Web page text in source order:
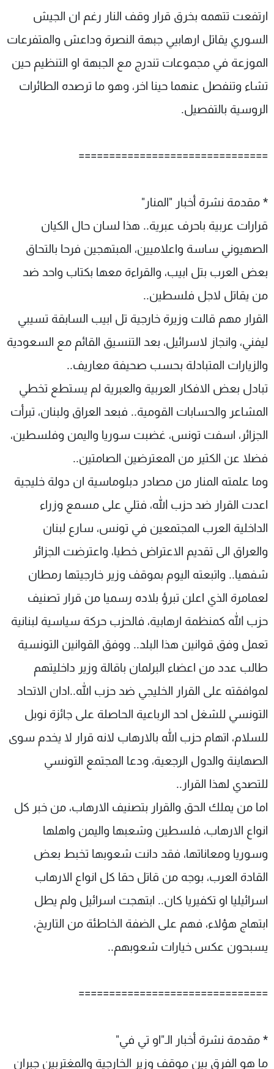
ارتفعت تتهمه بخرق قرار وقف النار رغم ان الجيش
السوري يقاتل ارهابيي جبهة النصرة وداعش والمتفرعات
الموزعة في مجموعات تندرج مع الجبهة او التنظيم حين
تشاء وتنفصل عنهما حينا اخر، وهو ما ترصده الطائرات
الروسية بالتفصيل.
===============================
* مقدمة نشرة أخبار "المنار"
قرارات عربية باحرف عبرية.. هذا لسان حال الكيان
الصهيوني ساسة واعلاميين، المبتهجين فرحا بالتحاق
بعض العرب بتل ابيب، والقراءة معها بكتاب واحد ضد
من يقاتل لاجل فلسطين..
القرار مهم قالت وزيرة خارجية تل ابيب السابقة تسيبي
ليفني، وانجاز لاسرائيل، بعد التنسيق القائم مع السعودية
والزيارات المتبادلة بحسب صحيفة معاريف..
تبادل بعض الافكار العربية والعبرية لم يستطع تخطي
المشاعر والحسابات القومية.. فبعد العراق ولبنان، تبرأت
الجزائر، اسفت تونس، غضبت سوريا واليمن وفلسطين،
فضلا عن الكثير من المعترضين الصامتين..
وما علمته المنار من مصادر دبلوماسية ان دولة خليجية
اعدت القرار ضد حزب الله، فتلي على مسمع وزراء
الداخلية العرب المجتمعين في تونس، سارع لبنان
والعراق الى تقديم الاعتراض خطيا، واعترضت الجزائر
شفهيا.. واتبعته اليوم بموقف وزير خارجيتها رمطان
لعمامرة الذي اعلن تبرؤ بلاده رسميا من قرار تصنيف
حزب الله كمنظمة ارهابية، فالحزب حركة سياسية لبنانية
تعمل وفق قوانين هذا البلد.. ووفق القوانين التونسية
طالب عدد من اعضاء البرلمان باقالة وزير داخليتهم
لموافقته على القرار الخليجي ضد حزب الله..ادان الاتحاد
التونسي للشغل احد الرباعية الحاصلة على جائزة نوبل
للسلام، اتهام حزب الله بالارهاب لانه قرار لا يخدم سوى
الصهاينة والدول الرجعية، ودعا المجتمع التونسي
للتصدي لهذا القرار..
اما من يملك الحق والقرار بتصنيف الارهاب، من خبر كل
انواع الارهاب، فلسطين وشعبها واليمن واهلها
وسوريا ومعاناتها، فقد دانت شعوبها تخبط بعض
القادة العرب، بوجه من قاتل حقا كل انواع الارهاب
اسرائيليا او تكفيريا كان.. ابتهجت اسرائيل ولم يطل
ابتهاج هؤلاء، فهم على الضفة الخاطئة من التاريخ،
يسبحون عكس خيارات شعوبهم..
===============================
* مقدمة نشرة أخبار الـ"او تي في"
ما هو الفرق بين موقف وزير الخارجية والمغتربين جبران